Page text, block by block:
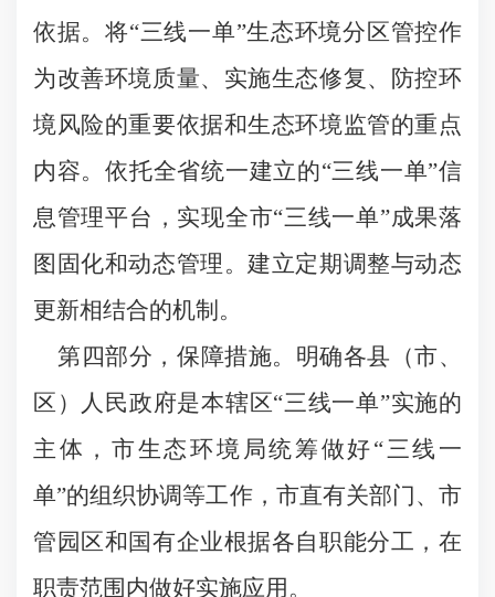
依据。将“三线一单”生态环境分区管控作
为改善环境质量、实施生态修复、防控环
境风险的重要依据和生态环境监管的重点
内容。依托全省统一建立的“三线一单”信
息管理平台，实现全市“三线一单”成果落
图固化和动态管理。建立定期调整与动态
更新相结合的机制。
第四部分，保障措施。明确各县（市、
区）人民政府是本辖区“三线一单”实施的
主体，市生态环境局统筹做好“三线一
单”的组织协调等工作，市直有关部门、市
管园区和国有企业根据各自职能分工，在
职责范围内做好实施应用。